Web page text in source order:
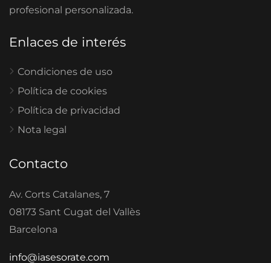
profesional personalizada.
Enlaces de interés
Condiciones de uso
Política de cookies
Política de privacidad
Nota legal
Contacto
Av. Corts Catalanes, 7
08173 Sant Cugat del Vallès
Barcelona
info@iasesorate.com